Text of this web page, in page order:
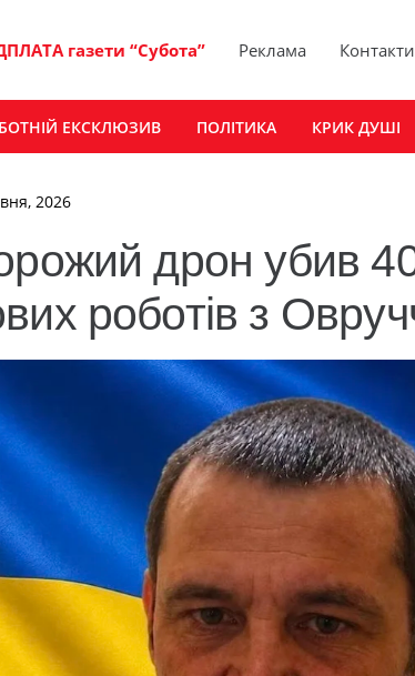
газети “Субота” Реклама Контакти
ЕКСКЛЮЗИВ ПОЛІТИКА КРИК ДУШІ
2026
дрон убив
роботів з